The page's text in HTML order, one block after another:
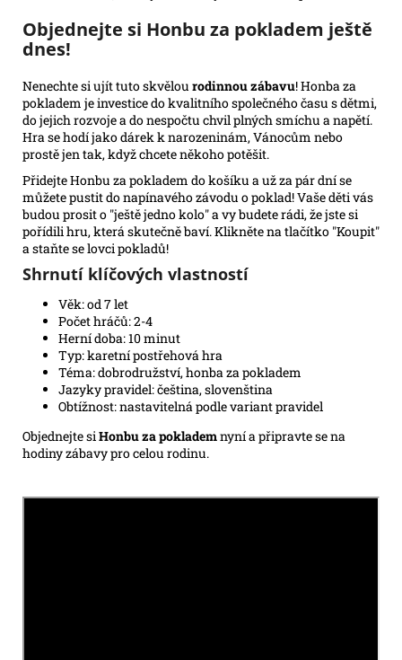
Objednejte si Honbu za pokladem ještě
dnes!
Nenechte si ujít tuto skvělou rodinnou zábavu! Honba za
pokladem je investice do kvalitního společného času s dětmi,
do jejich rozvoje a do nespočtu chvil plných smíchu a napětí.
Hra se hodí jako dárek k narozeninám, Vánocům nebo
prostě jen tak, když chcete někoho potěšit.
Přidejte Honbu za pokladem do košíku a už za pár dní se
můžete pustit do napínavého závodu o poklad! Vaše děti vás
budou prosit o "ještě jedno kolo" a vy budete rádi, že jste si
pořídili hru, která skutečně baví. Klikněte na tlačítko "Koupit"
a staňte se lovci pokladů!
Shrnutí klíčových vlastností
Věk: od 7 let
Počet hráčů: 2-4
Herní doba: 10 minut
Typ: karetní postřehová hra
Téma: dobrodružství, honba za pokladem
Jazyky pravidel: čeština, slovenština
Obtížnost: nastavitelná podle variant pravidel
Objednejte siHonbu za poklademnyní a připravte se na
hodiny zábavy pro celou rodinu.